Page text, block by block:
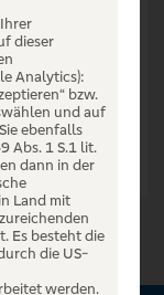
dieser
Analytics):
bzw.
und auf
ebenfalls
Abs. 1 S.1 lit.
dann in der
Land mit
Es besteht die
die US-
werden.